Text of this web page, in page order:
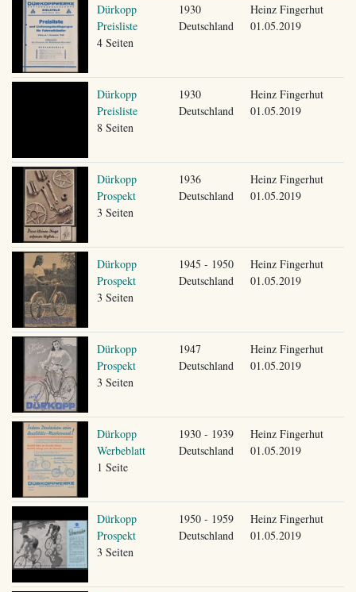
Dürkopp
Preisliste
4 Seiten
1930
Deutschland
Heinz Fingerhut
01.05.2019
Dürkopp
Preisliste
8 Seiten
1930
Deutschland
Heinz Fingerhut
01.05.2019
Dürkopp
Prospekt
3 Seiten
1936
Deutschland
Heinz Fingerhut
01.05.2019
Dürkopp
Prospekt
3 Seiten
1945 - 1950
Deutschland
Heinz Fingerhut
01.05.2019
Dürkopp
Prospekt
3 Seiten
1947
Deutschland
Heinz Fingerhut
01.05.2019
Dürkopp
Werbeblatt
1 Seite
1930 - 1939
Deutschland
Heinz Fingerhut
01.05.2019
Dürkopp
Prospekt
3 Seiten
1950 - 1959
Deutschland
Heinz Fingerhut
01.05.2019